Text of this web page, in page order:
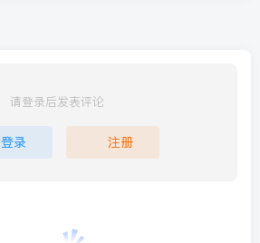
请登录后发表评论
登录 注册